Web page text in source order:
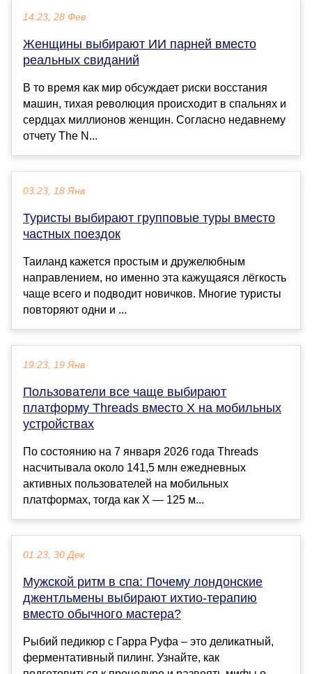
14:23, 28 Фев
Женщины выбирают ИИ парней вместо
реальных свиданий
В то время как мир обсуждает риски восстания
машин, тихая революция происходит в спальнях и
сердцах миллионов женщин. Согласно недавнему
отчету The N...
03:23, 18 Янв
Туристы выбирают групповые туры вместо
частных поездок
Таиланд кажется простым и дружелюбным
направлением, но именно эта кажущаяся лёгкость
чаще всего и подводит новичков. Многие туристы
повторяют одни и ...
19:23, 19 Янв
Пользователи все чаще выбирают
платформу Threads вместо X на мобильных
устройствах
По состоянию на 7 января 2026 года Threads
насчитывала около 141,5 млн ежедневных
активных пользователей на мобильных
платформах, тогда как X — 125 м...
01:23, 30 Дек
Мужской ритм в спа: Почему лондонские
джентльмены выбирают ихтио-терапию
вместо обычного мастера?
Рыбий педикюр с Гарра Руфа – это деликатный,
ферментативный пилинг. Узнайте, как